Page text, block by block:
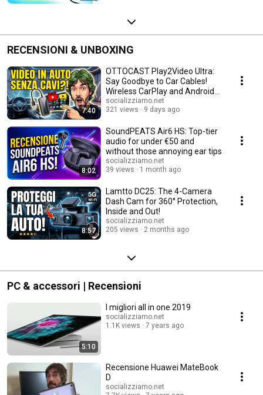
RECENSIONI & UNBOXING
7:40
OTTOCAST Play2Video Ultra:
Say Goodbye to Car Cables!
Wireless CarPlay and Android
Auto + Video S...
socializziamo.net
321 views
9 days ago
8:02
SoundPEATS Air6 HS: Top-tier
audio for under €50 and
without those annoying ear tips
socializziamo.net
39 views
1 month ago
8:57
Lamtto DC25: The 4-Camera
Dash Cam for 360° Protection,
Inside and Out!
socializziamo.net
205 views
2 months ago
PC & accessori | Recensioni
5:10
I migliori all in one 2019
socializziamo.net
1.1K views
7 years ago
Recensione Huawei MateBook
D
socializziamo.net